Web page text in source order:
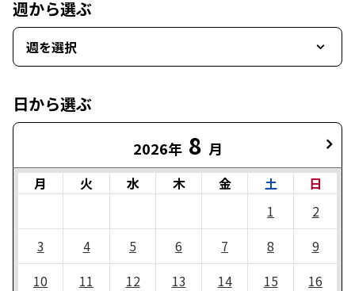
週から選ぶ
週を選択
日から選ぶ
2026年 8 月
月 火 水 木 金 土
日
1
2
3
4 5 6 7 8
9
10
11 12 13 14 15
16